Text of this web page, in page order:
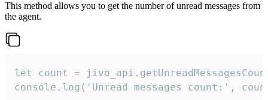
This method allows you to get the number of unread messages from
the agent.
let count =
console.log('Unread messages count:',